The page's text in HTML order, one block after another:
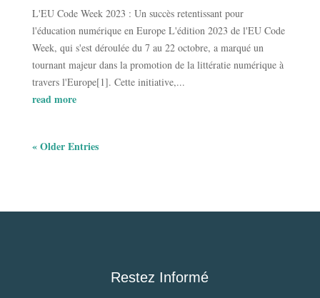
L'EU Code Week 2023 : Un succès retentissant pour
l'éducation numérique en Europe L'édition 2023 de l'EU Code
Week, qui s'est déroulée du 7 au 22 octobre, a marqué un
tournant majeur dans la promotion de la littératie numérique à
travers l'Europe[1]. Cette initiative,...
read more
« Older Entries
Restez Informé